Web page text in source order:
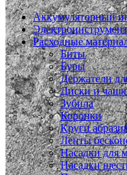
Аккумуляторный
Электроинструмент
Расходные
Биты
Буры
Держатели
Диски и
Зубила
Коронки
Круги
Ленты
Насадки для
Насадки